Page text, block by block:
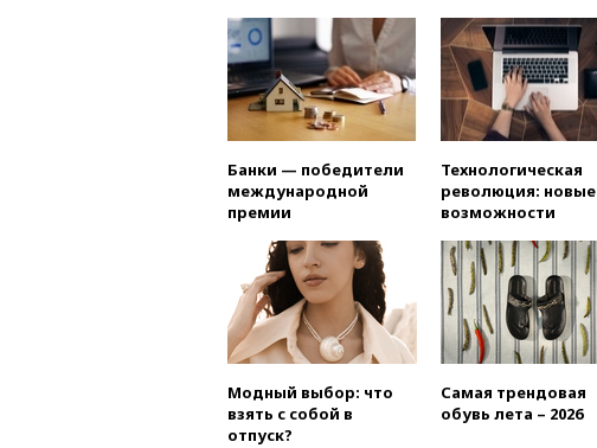
Банки — победители
международной
премии
Технологическая
революция: новые
возможности
Модный выбор: что
взять с собой в
отпуск?
Самая трендовая
обувь лета – 2026